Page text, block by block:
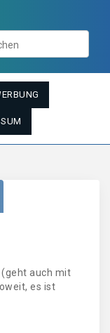
(geht auch mit
es ist